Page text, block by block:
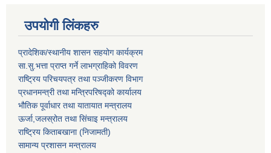
उपयोगी लिंकहरु
प्रादेशिक/स्थानीय शासन सहयोग कार्यक्रम
सा.सु.भत्ता प्राप्त गर्ने लाभग्राहिको विवरण
राष्ट्रिय परिचयपत्र तथा पञ्‍जीकरण विभाग
प्रधानमन्त्री तथा मन्त्रिपरिषद्को कार्यालय
भौतिक पूर्वाधार तथा यातायात मन्त्रालय
ऊर्जा,जलस्रोत तथा सिंचाइ मन्त्रालय
राष्ट्रिय किताबखाना (निजामती)
सामान्य प्रशासन मन्त्रालय